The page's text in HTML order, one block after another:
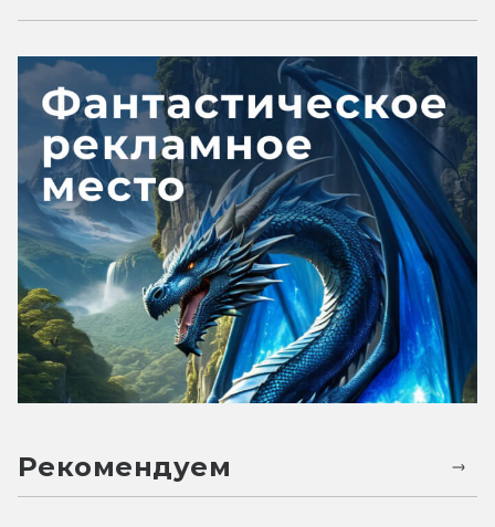
Рекомендуем